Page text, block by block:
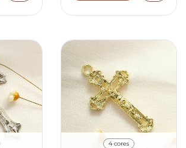
4 cores